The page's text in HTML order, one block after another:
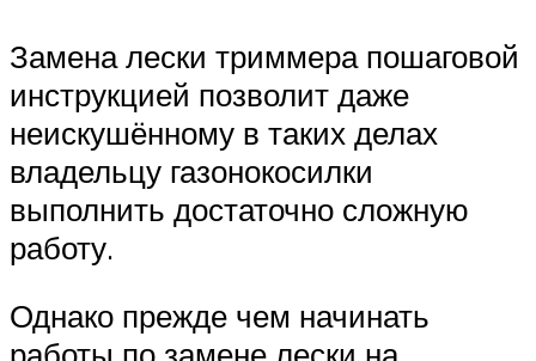
Замена лески триммера пошаговой
инструкцией позволит даже
неискушённому в таких делах
владельцу газонокосилки
выполнить достаточно сложную
работу.
Однако прежде чем начинать